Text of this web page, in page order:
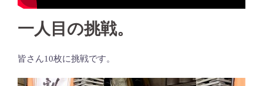
一人目の挑戦。
皆さん10枚に挑戦です。